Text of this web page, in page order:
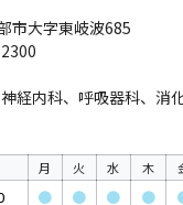
市大字東岐波685
経内科、呼吸器科、消
月 火 水 木
● ● ● ●